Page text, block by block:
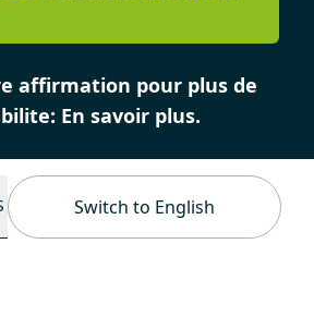
affirmation pour plus de
En savoir plus.
Switch to English